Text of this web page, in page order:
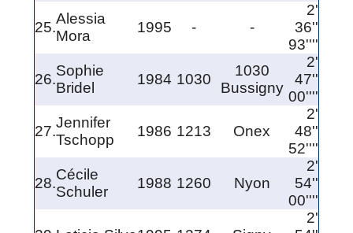
25.
Alessia
Mora
1995 - -
2'
36''
93''''
26.
Sophie
Bridel
1984 1030
1030
Bussigny
2'
47''
00''''
27.
Jennifer
Tschopp
1986 1213 Onex
2'
48''
52''''
28.
Cécile
Schuler
1988 1260 Nyon
2'
54''
00''''
2'